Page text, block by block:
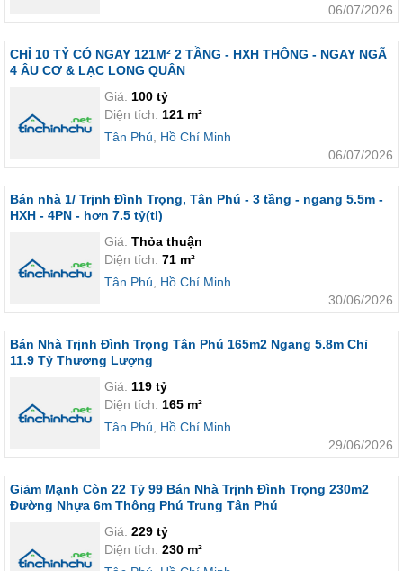
06/07/2026
CHỈ 10 TỶ CÓ NGAY 121M² 2 TẦNG - HXH THÔNG - NGAY NGÃ
4 ÂU CƠ & LẠC LONG QUÂN
Giá: 100 tỷ
Diện tích: 121 m²
Tân Phú
Hồ Chí Minh
06/07/2026
Bán nhà 1/ Trịnh Đình Trọng, Tân Phú - 3 tầng - ngang 5.5m -
HXH - 4PN - hơn 7.5 tỷ(tl)
Giá: Thỏa thuận
Diện tích: 71 m²
Tân Phú
Hồ Chí Minh
30/06/2026
Bán Nhà Trịnh Đình Trọng Tân Phú 165m2 Ngang 5.8m Chỉ
11.9 Tỷ Thương Lượng
Giá: 119 tỷ
Diện tích: 165 m²
Tân Phú
Hồ Chí Minh
29/06/2026
Giảm Mạnh Còn 22 Tỷ 99 Bán Nhà Trịnh Đình Trọng 230m2
Đường Nhựa 6m Thông Phú Trung Tân Phú
Giá: 229 tỷ
Diện tích: 230 m²